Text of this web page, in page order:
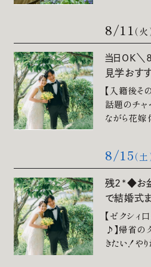
来館予約
資料請求
ブライダルフェア
お電話でのご予約・お
8/11（火
当日OK＼
見学おす
【入籍後そ
話題のチ
ながら花
8/15（土
残2*◆お
で結婚式
【ゼクシィ
♪】帰省の
きたい！や